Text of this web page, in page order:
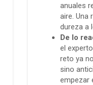
anuales
aire. Una
dureza a
De lo
el
reto ya
sino
empezar